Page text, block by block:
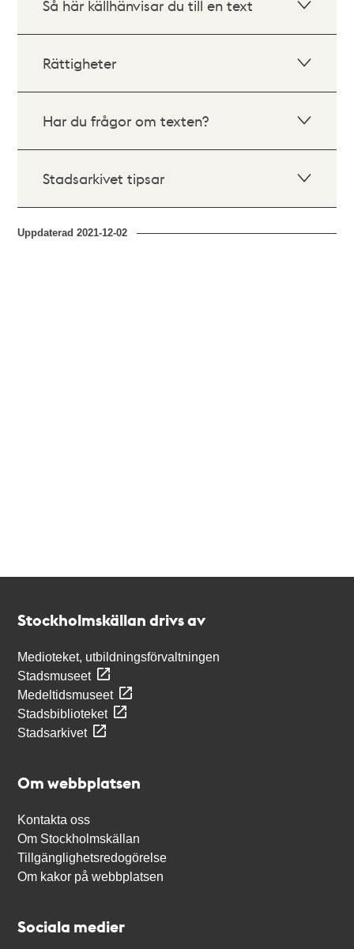
Så här källhänvisar du till en text
Rättigheter
Har du frågor om texten?
Stadsarkivet tipsar
Uppdaterad2021-12-02
Stockholmskällan drivs av
Medioteket, utbildningsförvaltningen
Stadsmuseet
Medeltidsmuseet
Stadsbiblioteket
Stadsarkivet
Om webbplatsen
Kontakta oss
Om Stockholmskällan
Tillgänglighetsredogörelse
Om kakor på webbplatsen
Sociala medier